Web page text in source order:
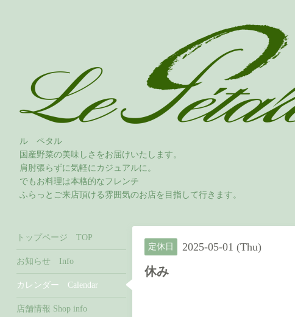
ル ペタル
国産野菜の美味しさをお届けいたします。
肩肘張らずに気軽にカジュアルに。
でもお料理は本格的なフレンチ
ふらっとご来店頂ける雰囲気のお店を目指して行きます。
定休日 2025-05-01 (Thu)
休み
トップページ TOP
お知らせ Info
カレンダー Calendar
店舗情報 Shop info